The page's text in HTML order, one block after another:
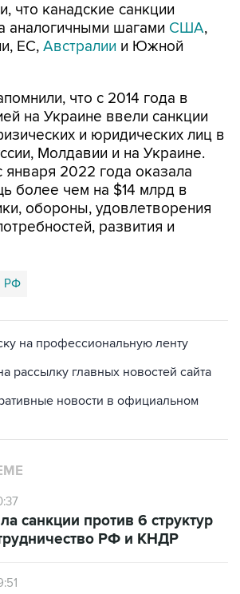
что канадские санкции
аналогичными шагами США,
ЕС, Австралии и Южной
что с 2014 года в
на Украине ввели санкции
и юридических лиц в
Молдавии и на Украине.
января 2022 года оказала
более чем на $14 млрд в
обороны, удовлетворения
развития и
РФ
на профессиональную ленту
рассылку главных новостей сайта
новости в официальном
санкции против 6 структур
РФ и КНДР